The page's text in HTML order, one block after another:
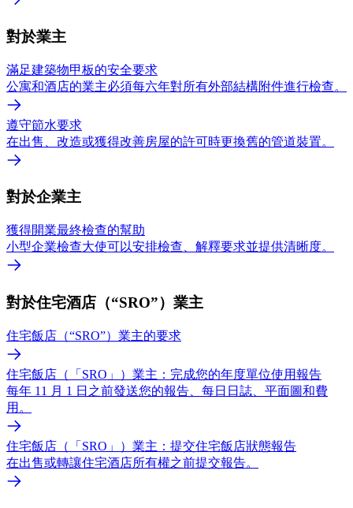
對於業主
滿足建築物甲板的安全要求
公寓和酒店的業主必須每六年對所有外部結構附件進行檢查。
遵守節水要求
在出售、改造或獲得改善房屋的許可時更換舊的管道裝置。
對於企業主
獲得開業最終檢查的幫助
小型企業檢查大使可以安排檢查、解釋要求並提供清晰度。
對於住宅酒店（“SRO”）業主
住宅飯店（“SRO”）業主的要求
住宅飯店（「SRO」）業主：完成您的年度單位使用報告
每年 11 月 1 日之前發送您的報告、每日日誌、平面圖和費
用。
住宅飯店（「SRO」）業主：提交住宅飯店狀態報告
在出售或轉讓住宅酒店所有權之前提交報告。